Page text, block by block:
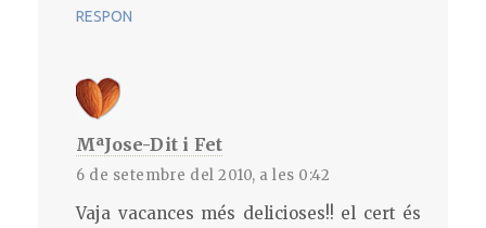
RESPON
MªJose-Dit i Fet
6 de setembre del 2010, a les 0:42
Vaja vacances més delicioses!! el cert és